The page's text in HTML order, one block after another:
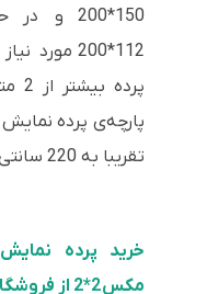
112*200
پارچه‌ی پرده
تقریبا به 220 سانتی‌متر می‌رسد.
خرید پرده
مکس 2*2 از فروشگاه آی پروژکتور